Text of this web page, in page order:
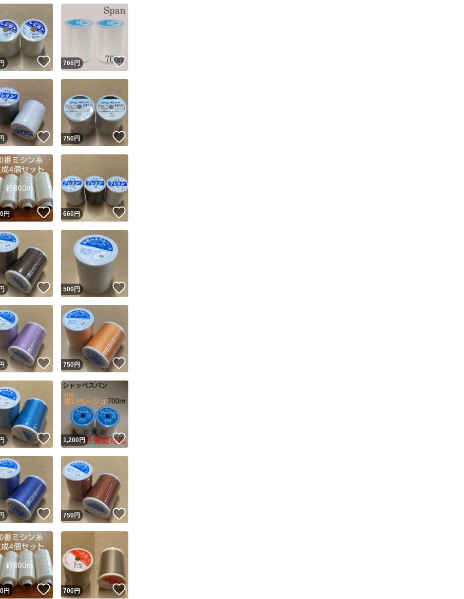
リマが定めた一定の基準を満たしたユーザーにバッジを付与しています
品者
取引出品者 Yahoo!フリマの基準をクリアした安心・安全なユーザーです
実績◯+
マ実績◯+ このユーザーは他フリマサービスでの取引実績があります
&安心発送
ジは実績に基づく表示であり、発送を保証しているものではありません
ード＆安心発送
このユーザーは高頻度で24時間以内＆設定した発送日数内に発送してい
ド発送 このユーザーは高頻度で24時間以内に発送しています
発送 このユーザーは設定した発送日数内に発送しています
この商品の情報をコピーします
品画像の無断転載は禁止されています
ピーは1商品につき1回
出品ページへ
キャンセル
円 いいね！
766円
円 いいね！
750円
円 いいね！
660円
円 いいね！
500円
円 いいね！
750円
円 いいね！
1,200円
円 いいね！
750円
円 いいね！
700円